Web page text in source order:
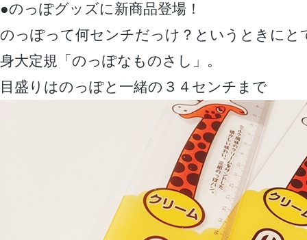
●のっぽグッズに新商品登場！
のっぽって何センチだっけ？というときにと
身大定規「のっぽなものさし」。
目盛りはのっぽと一緒の３４センチまで